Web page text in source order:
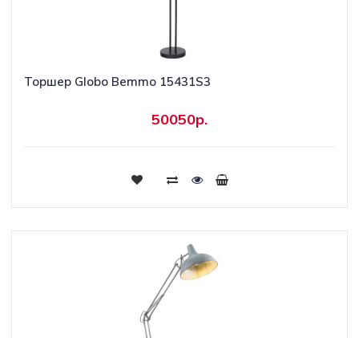
Торшер Globo Bemmo 15431S3
50050р.
Купить